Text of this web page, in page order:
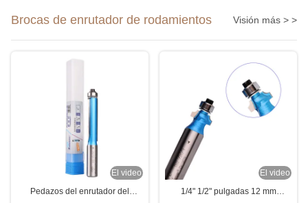
Brocas de enrutador de rodamientos Visión más > >
El video
Pedazos del enrutador del
El video
1/4" 1/2" pulgadas 12 mm